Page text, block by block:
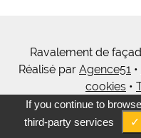
Ravalement de
Réalisé par Agence51 •
cookies •
If you continue to
third-party services
✓